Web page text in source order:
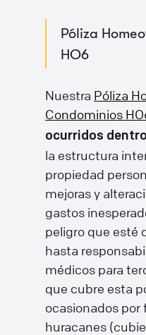
Póliza
HO6
Nuestra Póliza
Condominios
ocurridos
la estructura
propiedad
mejoras y
gastos
peligro que esté
hasta
médicos para
que cubre esta
ocasionados
huracanes